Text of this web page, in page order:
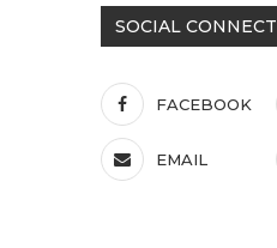
SOCIAL CONNECT
FACEBOOK
EMAIL